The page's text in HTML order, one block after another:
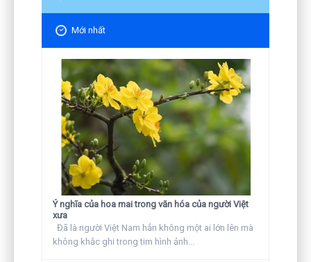
Mới nhất
Ý nghĩa của hoa mai trong văn hóa của người Việt
xưa
Đã là người Việt Nam hẳn không một ai lớn lên mà
không khắc ghi trong tim hình ảnh...